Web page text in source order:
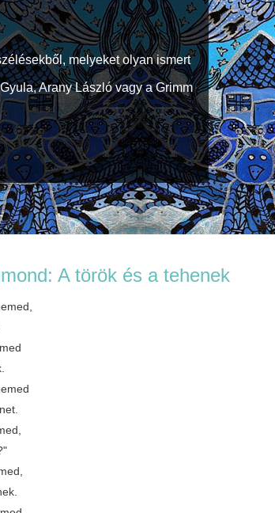
melyeket olyan ismert
Arany László vagy a Grimm
A török és a tehenek